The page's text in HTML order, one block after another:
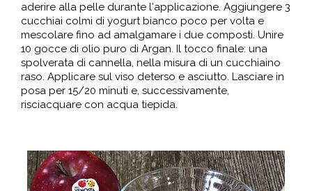
aderire alla pelle durante l'applicazione. Aggiungere 3
cucchiai colmi di yogurt bianco poco per volta e
mescolare fino ad amalgamare i due composti. Unire
10 gocce di olio puro di Argan. Il tocco finale: una
spolverata di cannella, nella misura di un cucchiaino
raso. Applicare sul viso deterso e asciutto. Lasciare in
posa per 15/20 minuti e, successivamente,
risciacquare con acqua tiepida.